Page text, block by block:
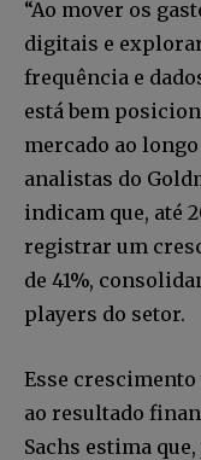
“Ao mover os
digitais e
frequência e
está bem
mercado ao
analistas do
indicam que, até
registrar um
de 41%,
players do setor.
Esse
ao resultado
Sachs estima